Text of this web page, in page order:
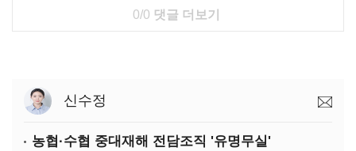
0/0 댓글 더보기
신수정
농협·수협 중대재해 전담조직 '유명무실'